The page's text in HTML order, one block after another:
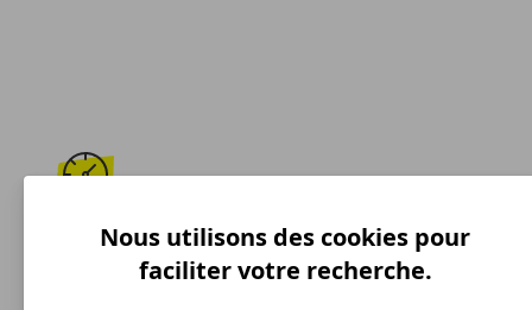
164 km/h
Vitesse maximale
Nous utilisons des cookies pour
faciliter votre recherche.